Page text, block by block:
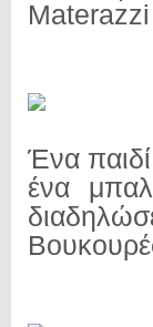
Materazzi
Ένα
ένα